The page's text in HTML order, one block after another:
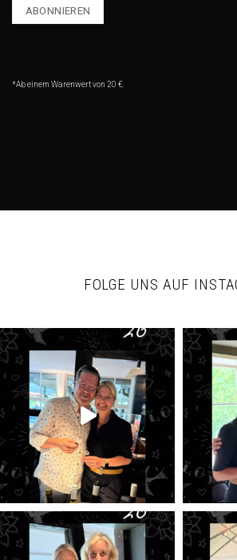
*Ab einem Warenwert von 20 €.
FOLGE UNS AUF